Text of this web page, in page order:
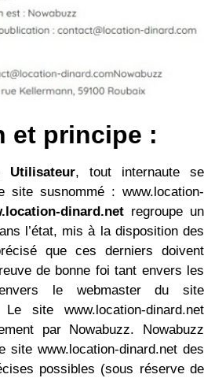
et principe :
Utilisateur, tout internaute se
site susnommé : www.location-
dinard.net regroupe un
l’état, mis à la disposition des
que ces derniers doivent
de bonne foi tant envers les
le webmaster du site
Le site www.location-dinard.net
par Nowabuzz. Nowabuzz
site www.location-dinard.net des
possibles (sous réserve de